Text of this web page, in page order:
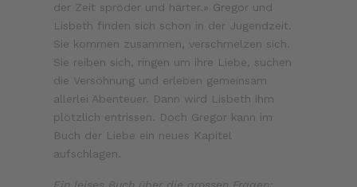
der Zeit spröder und härter.» Gregor und
Lisbeth finden sich schon in der Jugendzeit.
Sie kommen zusammen, verschmelzen sich.
Sie reiben sich, ringen um ihre Liebe, suchen
die Versöhnung und erleben gemeinsam
allerlei Abenteuer. Dann wird Lisbeth ihm
plötzlich entrissen. Doch Gregor kann im
Buch der Liebe ein neues Kapitel
aufschlagen.